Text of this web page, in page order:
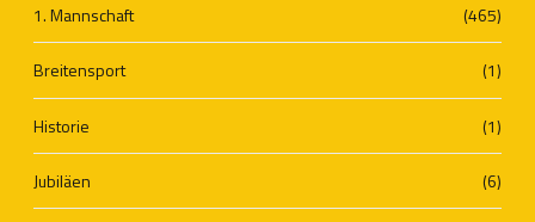
1. Mannschaft (465)
Breitensport (1)
Historie (1)
Jubiläen (6)